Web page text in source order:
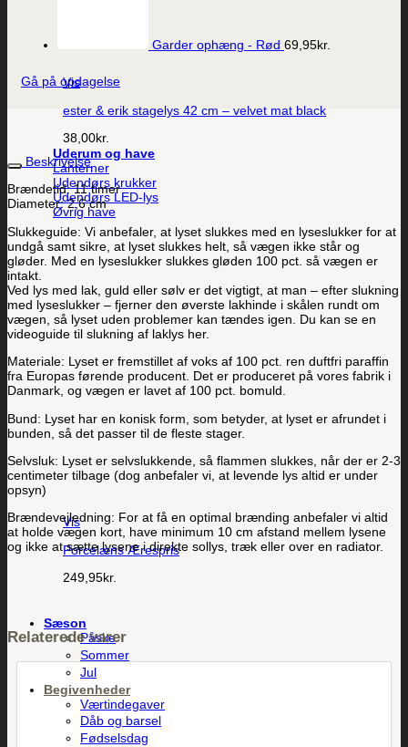
Vis
ester & erik stagelys 42 cm – velvet mat black
38,00kr.
Uderum og have
Lanterner
Udendørs krukker
Udendørs LED-lys
Øvrig have
Vis
Porcelæns Ærespris
249,95kr.
Sæson
Påske
Sommer
Jul
Begivenheder
Værtindegaver
Dåb og barsel
Fødselsdag
Garder ophæng - Rød 69,95kr.
Gå på opdagelse
Beskrivelse
Brændetid: 11 timer
Diameter: 2,6 cm
Slukkeguide: Vi anbefaler, at lyset slukkes med en lyseslukker for at
undgå samt sikre, at lyset slukkes helt, så vægen ikke står og
gløder. Med en lyseslukker slukkes gløden 100 pct. så vægen er
intakt.
Ved lys med lak, guld eller sølv er det vigtigt, at man – efter slukning
med lyseslukker – fjerner den øverste lakhinde i skålen rundt om
vægen, så lyset uden problemer kan tændes igen. Du kan se en
videoguide til slukning af laklys her.
Materiale: Lyset er fremstillet af voks af 100 pct. ren duftfri paraffin
fra Europas førende producent. Det er produceret på vores fabrik i
Danmark, og vægen er lavet af 100 pct. bomuld.
Bund: Lyset har en konisk form, som betyder, at lyset er afrundet i
bunden, så det passer til de fleste stager.
Selvsluk: Lyset er selvslukkende, så flammen slukkes, når der er 2-3
centimeter tilbage (dog anbefaler vi, at levende lys altid er under
opsyn)
Brændevejledning: For at få en optimal brænding anbefaler vi altid
at holde vægen kort, have minimum 10 cm afstand mellem lysene
og ikke at sætte lysene i direkte sollys, træk eller over en radiator.
Relaterede varer